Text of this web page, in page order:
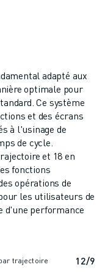
BLANCHES
adapté aux
optimale pour
Ce système
et des écrans
à l'usinage de
de cycle.
et 18 en
fonctions
opérations de
les utilisateurs de
d'une performance
trajectoire 12/9